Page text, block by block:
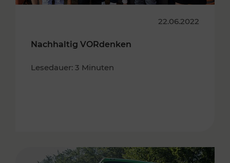
22.06.2022
Nachhaltig VORdenken
Lesedauer: 3 Minuten